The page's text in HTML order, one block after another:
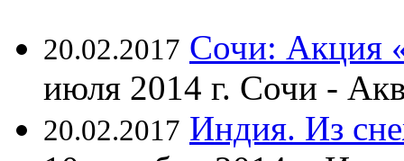
20.02.2017 Сочи: Акция
июля 2014 г. Сочи -
20.02.2017 Индия. Из